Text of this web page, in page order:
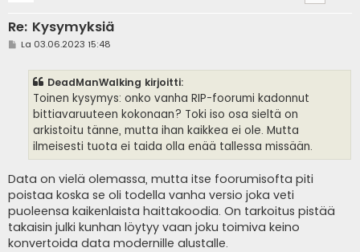
Re: Kysymyksiä
VLa 03.06.2023 15:48
DeadManWalking kirjoitti:
Toinen kysymys: onko vanha RIP-foorumi kadonnut
bittiavaruuteen kokonaan? Toki iso osa sieltä on
arkistoitu tänne, mutta ihan kaikkea ei ole. Mutta
ilmeisesti tuota ei taida olla enää tallessa missään.
Data on vielä olemassa, mutta itse foorumisofta piti
poistaa koska se oli todella vanha versio joka veti
puoleensa kaikenlaista haittakoodia. On tarkoitus pistää
takaisin julki kunhan löytyy vaan joku toimiva keino
konvertoida data modernille alustalle.